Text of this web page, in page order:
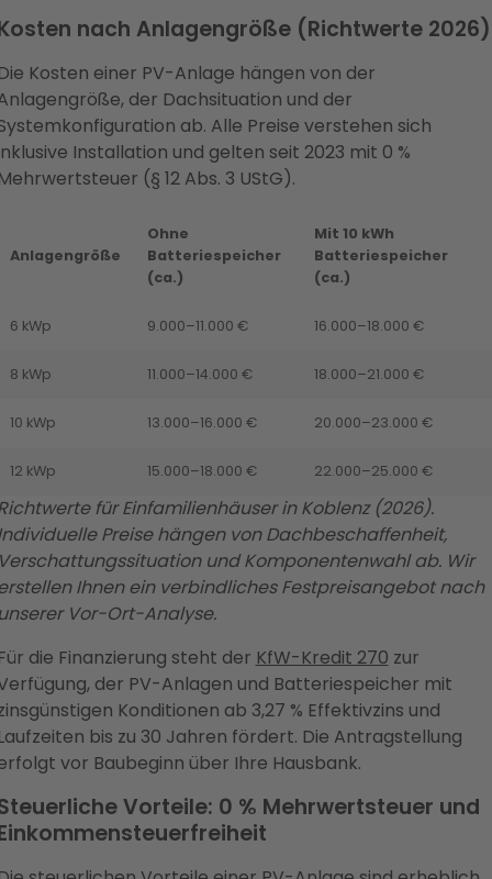
nach Anlagengröße (Richtwerte 2026)
Kosten einer PV-Anlage hängen von der
der Dachsituation und der
ab. Alle Preise verstehen sich
Installation und gelten seit 2023 mit 0 %
(§ 12 Abs. 3 UStG).
Anlagengröße
Ohne
Batteriespeicher
(ca.)
Mit 10 kWh
Batteriespeicher
(ca.)
6 kWp 9.000–11.000 € 16.000–18.000 €
8 kWp 11.000–14.000 € 18.000–21.000 €
10 kWp 13.000–16.000 € 20.000–23.000 €
12 kWp 15.000–18.000 € 22.000–25.000 €
für Einfamilienhäuser in Koblenz (2026).
Preise hängen von Dachbeschaffenheit,
und Komponentenwahl ab. Wir
Ihnen ein verbindliches Festpreisangebot nach
Vor-Ort-Analyse.
die Finanzierung steht der KfW-Kredit 270 zur
der PV-Anlagen und Batteriespeicher mit
Konditionen ab 3,27 % Effektivzins und
bis zu 30 Jahren fördert. Die Antragstellung
vor Baubeginn über Ihre Hausbank.
Vorteile: 0 % Mehrwertsteuer und